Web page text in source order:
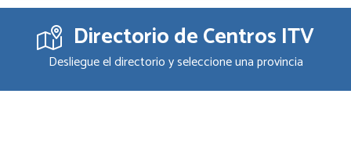
Cita ITV
Cambiar o Anular Cita
Directorio de Centros ITV
Desliegue el directorio y seleccione una provincia